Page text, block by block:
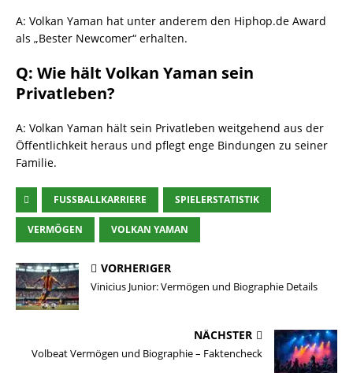
A: Volkan Yaman hat unter anderem den Hiphop.de Award
als „Bester Newcomer“ erhalten.
Q: Wie hält Volkan Yaman sein
Privatleben?
A: Volkan Yaman hält sein Privatleben weitgehend aus der
Öffentlichkeit heraus und pflegt enge Bindungen zu seiner
Familie.
FUSSBALLKARRIERE SPIELERSTATISTIK
VERMÖGEN VOLKAN YAMAN
VORHERIGER
Vinicius Junior: Vermögen und Biographie Details
NÄCHSTER
Volbeat Vermögen und Biographie – Faktencheck